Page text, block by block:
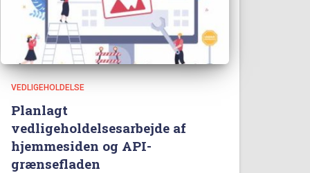
VEDLIGEHOLDELSE
Planlagt
vedligeholdelsesarbejde af
hjemmesiden og API-
grænsefladen